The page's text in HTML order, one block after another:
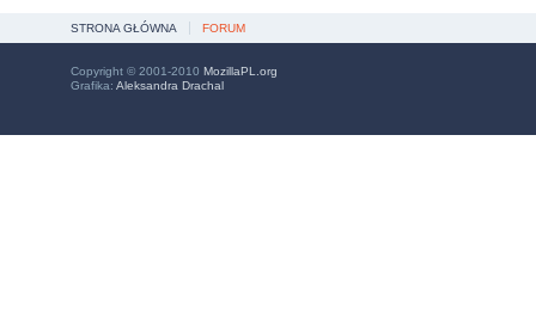
STRONA GŁÓWNA FORUM
Copyright © 2001-2010 MozillaPL.org
Grafika: Aleksandra Drachal